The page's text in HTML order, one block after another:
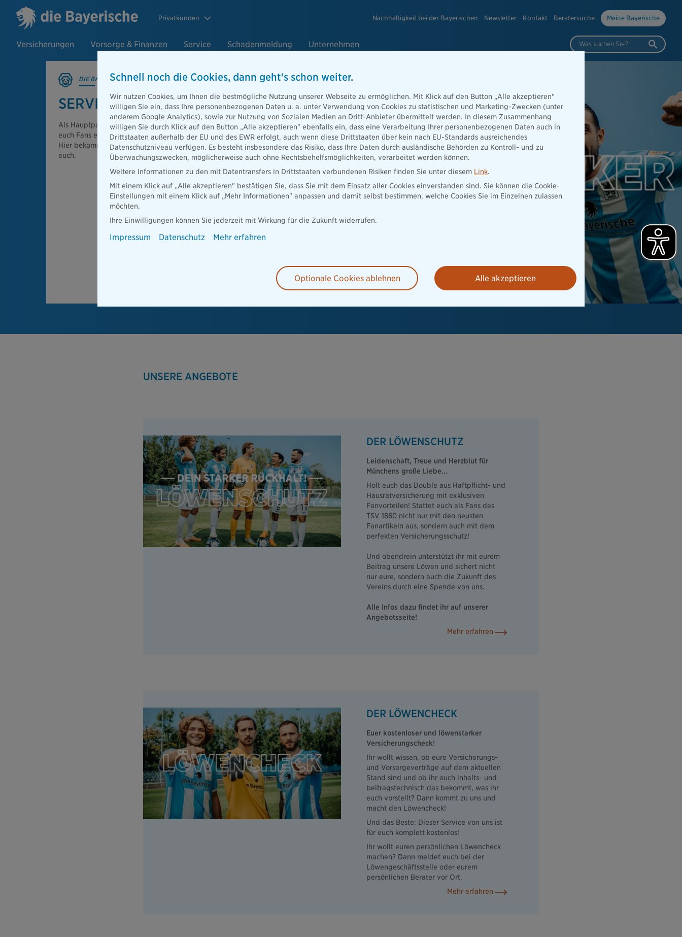
Privatkunden Nachhaltigkeit bei der Bayerischen Newsletter Kontakt Beratersuche Meine Bayerische
Versicherungen Vorsorge & Finanzen Service Schadenmeldung Unternehmen Was suchen Sie?
DIE BAYERISCHE STELLT SICH VOR
SERVICE FÜR LÖWENFANS
Als Hauptpartner der Münchner Löwen ist es unser Anliegen,
euch Fans einen löwenstarken und exklusiven Service zu bieten.
Hier bekommt ihr einen Überblick über unsere Angebote für
euch.
UNSERE ANGEBOTE
DER LÖWENSCHUTZ
Leidenschaft, Treue und Herzblut für
Münchens große Liebe...
Holt euch das Double aus Haftpflicht- und
Hausratversicherung mit exklusiven
Fanvorteilen! Stattet euch als Fans des
TSV 1860 nicht nur mit den neusten
Fanartikeln aus, sondern auch mit dem
perfekten Versicherungsschutz!
Und obendrein unterstützt ihr mit eurem
Beitrag unsere Löwen und sichert nicht
nur eure, sondern auch die Zukunft des
Vereins durch eine Spende von uns.
Alle Infos dazu findet ihr auf unserer
Angebotsseite!
Mehr erfahren
DER LÖWENCHECK
Euer kostenloser und löwenstarker
Versicherungscheck!
Ihr wollt wissen, ob eure Versicherungs-
und Vorsorgeverträge auf dem aktuellen
Stand sind und ob ihr auch inhalts- und
beitragstechnisch das bekommt, was ihr
euch vorstellt? Dann kommt zu uns und
macht den Löwencheck!
Und das Beste: Dieser Service von uns ist
für euch komplett kostenlos!
Ihr wollt euren persönlichen Löwencheck
machen? Dann meldet euch bei der
Löwengeschäftsstelle oder eurem
persönlichen Berater vor Ort.
Mehr erfahren
Schnell noch die Cookies, dann geht's schon weiter.
Wir nutzen Cookies, um Ihnen die bestmögliche Nutzung unserer Webseite zu ermöglichen. Mit Klick auf den Button „Alle akzeptieren"
willigen Sie ein, dass Ihre personenbezogenen Daten u. a. unter Verwendung von Cookies zu statistischen und Marketing-Zwecken (unter
anderem Google Analytics), sowie zur Nutzung von Sozialen Medien an Dritt-Anbieter übermittelt werden. In diesem Zusammenhang
willigen Sie durch Klick auf den Button „Alle akzeptieren" ebenfalls ein, dass eine Verarbeitung Ihrer personenbezogenen Daten auch in
Drittstaaten außerhalb der EU und des EWR erfolgt, auch wenn diese Drittstaaten über kein nach EU-Standards ausreichendes
Datenschutzniveau verfügen. Es besteht insbesondere das Risiko, dass Ihre Daten durch ausländische Behörden zu Kontroll- und zu
Überwachungszwecken, möglicherweise auch ohne Rechtsbehelfsmöglichkeiten, verarbeitet werden können.
Weitere Informationen zu den mit Datentransfers in Drittstaaten verbundenen Risiken finden Sie unter diesem Link.
Mit einem Klick auf „Alle akzeptieren" bestätigen Sie, dass Sie mit dem Einsatz aller Cookies einverstanden sind. Sie können die Cookie-
Einstellungen mit einem Klick auf „Mehr Informationen" anpassen und damit selbst bestimmen, welche Cookies Sie im Einzelnen zulassen
möchten.
Ihre Einwilligungen können Sie jederzeit mit Wirkung für die Zukunft widerrufen.
Impressum Datenschutz Mehr erfahren
Optionale Cookies ablehnen Alle akzeptieren